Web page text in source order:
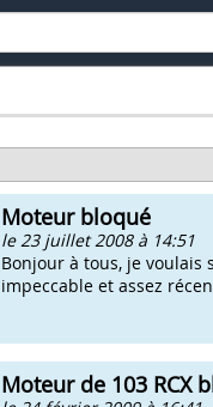
Moteur bloqué
le 23 juillet 2008 à 14:51
Bonjour à tous, je
impeccable et assez
Moteur de 103 RCX